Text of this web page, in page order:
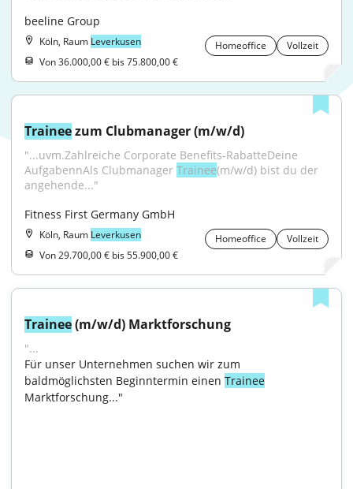
beeline Group
Köln, Raum Leverkusen Homeoffice
Vollzeit
Von 36.000,00 € bis 75.800,00 €
Trainee zum Clubmanager (m/w/d)
"...uvm.Zahlreiche Corporate Benefits-RabatteDeine
AufgabennAls Clubmanager Trainee(m/w/d) bist du der
angehende..."
Fitness First Germany GmbH
Köln, Raum Leverkusen Homeoffice
Vollzeit
Von 29.700,00 € bis 55.900,00 €
Trainee (m/w/d) Marktforschung
"...
Für unser Unternehmen suchen wir zum
baldmöglichsten Beginntermin einen Trainee
Marktforschung..."